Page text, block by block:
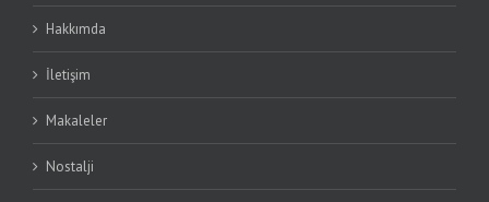
Hakkımda
İletişim
Makaleler
Nostalji